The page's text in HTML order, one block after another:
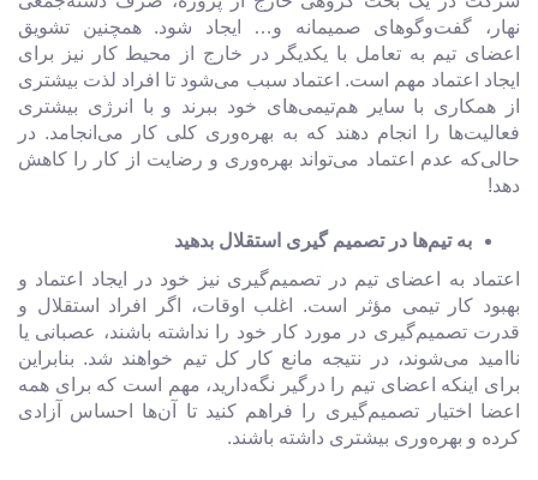
نهار، گفت‌وگوهای صمیمانه و… ایجاد شود. همچنین تشویق
اعضای تیم به تعامل با یکدیگر در خارج از محیط کار نیز برای
ایجاد اعتماد مهم است. اعتماد سبب می‌شود تا افراد لذت بیشتری
از همکاری با سایر هم‌تیمی‌های خود ببرند و با انرژی بیشتری
فعالیت‌‌ها را انجام دهند که به بهره‌وری کلی کار می‌انجامد. در
حالی‌که عدم اعتماد می‌تواند بهره‌وری و رضایت از کار را کاهش
دهد!
به تیم‌ها در تصمیم گیری استقلال بدهید
اعتماد به اعضای تیم در تصمیم‌گیری نیز خود در ایجاد اعتماد و
بهبود کار تیمی مؤثر است. اغلب اوقات، اگر افراد استقلال و
قدرت تصمیم‌گیری در مورد کار خود را نداشته باشند، عصبانی یا
ناامید می‌شوند، در نتیجه مانع کار کل تیم خواهند شد. بنابراین
برای اینکه اعضای تیم را درگیر نگه‌دارید، مهم است که برای همه
اعضا اختیار تصمیم‌گیری را فراهم کنید تا آن‌ها احساس آزادی
کرده و بهره‌وری بیشتری داشته باشند.